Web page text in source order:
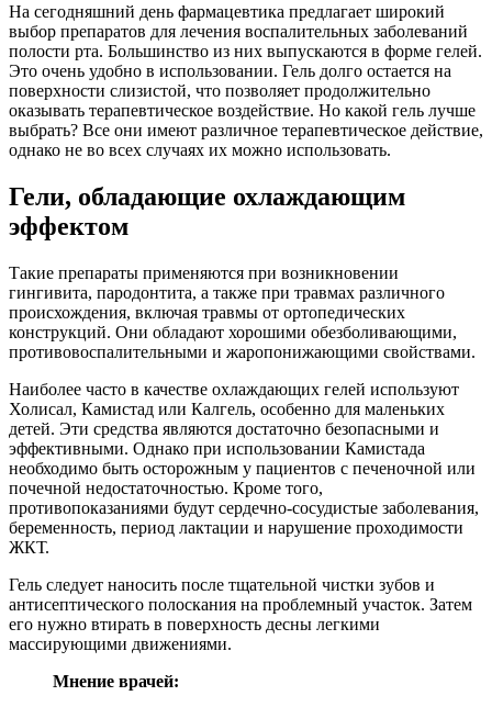
На сегодняшний день фармацевтика предлагает широкий
выбор препаратов для лечения воспалительных заболеваний
полости рта. Большинство из них выпускаются в форме гелей.
Это очень удобно в использовании. Гель долго остается на
поверхности слизистой, что позволяет продолжительно
оказывать терапевтическое воздействие. Но какой гель лучше
выбрать? Все они имеют различное терапевтическое действие,
однако не во всех случаях их можно использовать.
Гели, обладающие охлаждающим
эффектом
Такие препараты применяются при возникновении
гингивита, пародонтита, а также при травмах различного
происхождения, включая травмы от ортопедических
конструкций. Они обладают хорошими обезболивающими,
противовоспалительными и жаропонижающими свойствами.
Наиболее часто в качестве охлаждающих гелей используют
Холисал, Камистад или Калгель, особенно для маленьких
детей. Эти средства являются достаточно безопасными и
эффективными. Однако при использовании Камистада
необходимо быть осторожным у пациентов с печеночной или
почечной недостаточностью. Кроме того,
противопоказаниями будут сердечно-сосудистые заболевания,
беременность, период лактации и нарушение проходимости
ЖКТ.
Гель следует наносить после тщательной чистки зубов и
антисептического полоскания на проблемный участок. Затем
его нужно втирать в поверхность десны легкими
массирующими движениями.
Мнение врачей: